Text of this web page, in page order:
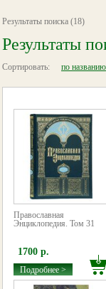
Результаты поиска (18)
Результаты
Сортировать: по названию
Православная
Энциклопедия. Том 31
1700 р.
Подробнее >